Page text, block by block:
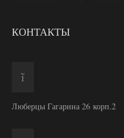
КОНТАКТЫ
Люберцы Гагарина 26 корп.2